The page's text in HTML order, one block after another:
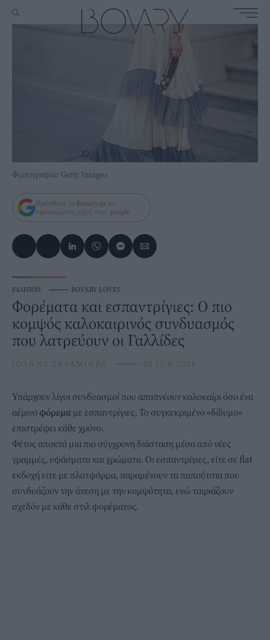
Φωτογραφία: Getty Images
Πρόσθεσε το Bovary.gr ως
προτιμώμενη πηγή στην google
FASHION ⸻ BOVARY LOVES
Φορέματα και εσπαντρίγιες: Ο πιο
κομψός καλοκαιρινός συνδυασμός
που λατρεύουν οι Γαλλίδες
ΙΩΑΝΝΑ ΣΑΛΑΜΟΥΡΑ ⸻ 08 JUN 2026
Υπάρχουν λίγοι συνδυασμοί που αποπνέουν καλοκαίρι όσο ένα
αέρινο φόρεμα με εσπαντρίγιες. Το συγκεκριμένο «δίδυμο»
επιστρέφει κάθε χρόνο.
Φέτος αποκτά μια πιο σύγχρονη διάσταση μέσα από νέες
γραμμές, υφάσματα και χρώματα. Οι εσπαντρίγιες, είτε σε flat
εκδοχή είτε με πλατφόρμα, παραμένουν τα παπούτσια που
συνδυάζουν την άνεση με την κομψότητα, ενώ ταιριάζουν
σχεδόν με κάθε στιλ φορέματος.